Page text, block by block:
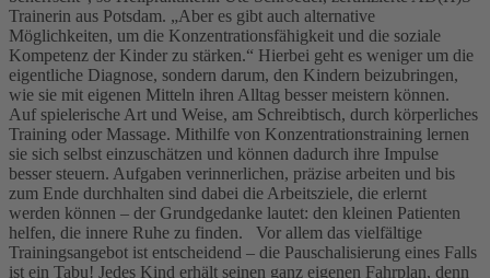
Trainerin aus Potsdam. „Aber es gibt auch alternative
Möglichkeiten, um die Konzentrationsfähigkeit und die soziale
Kompetenz der Kinder zu stärken.“ Hierbei geht es weniger um die
eigentliche Diagnose, sondern darum, den Kindern beizubringen,
wie sie mit eigenen Mitteln ihren Alltag besser meistern können.
Auf spielerische Art und Weise, am Schreibtisch, durch körperliches
Training oder Massage. Mithilfe von Konzentrationstraining lernen
sie sich selbst einzuschätzen und können dadurch ihre Impulse
besser steuern. Aufgaben verinnerlichen, präzise arbeiten und bis
zum Ende durchhalten sind dabei die Arbeitsziele, die erlernt
werden können – der Grundgedanke lautet: den kleinen Patienten
helfen, die innere Ruhe zu finden. Vor allem das vielfältige
Trainingsangebot ist entscheidend – die Pauschalisierung eines Falls
ist ein Tabu! Jedes Kind erhält seinen ganz eigenen Fahrplan, denn